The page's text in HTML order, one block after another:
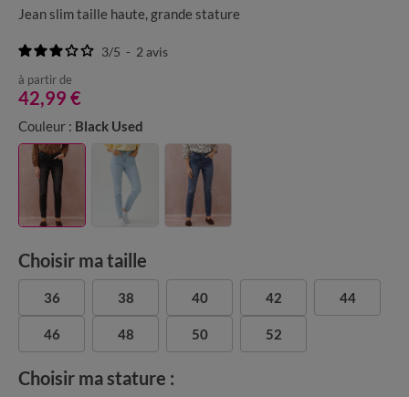
Jean slim taille haute, grande stature
3/5 - 2 avis
à partir de
42,99 €
Couleur : Black Used
Choisir ma taille
36 38 40 42 44
46 48 50 52
Choisir ma stature :